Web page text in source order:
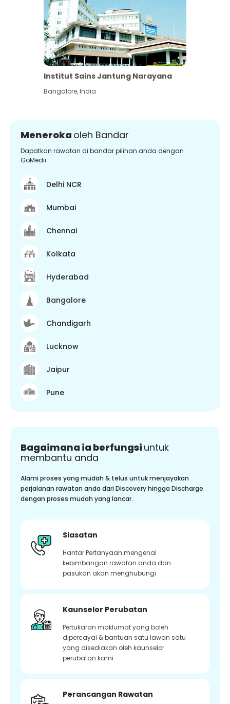
Institut Sains Jantung Narayana
Bangalore,India
Meneroka oleh Bandar
Dapatkan rawatan di bandar pilihan anda dengan
GoMedii
Delhi NCR
Mumbai
Chennai
Kolkata
Hyderabad
Bangalore
Chandigarh
Lucknow
Jaipur
Pune
Bagaimana ia berfungsi untuk
membantu anda
Alami proses yang mudah & telus untuk menjayakan
perjalanan rawatan anda dari Discovery hingga Discharge
dengan proses mudah yang lancar.
Siasatan
Hantar Pertanyaan mengenai
kebimbangan rawatan anda dan
pasukan akan menghubungi
Kaunselor Perubatan
Pertukaran maklumat yang boleh
dipercayai & bantuan satu lawan satu
yang disediakan oleh kaunselor
perubatan kami
Perancangan Rawatan